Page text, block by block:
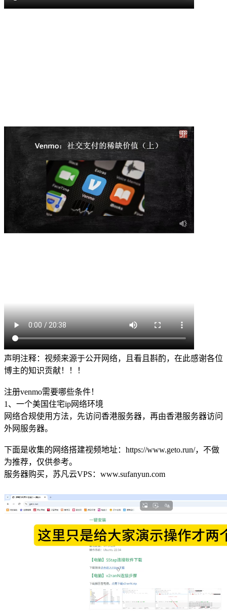
声明注释：视频来源于公开网络，且看且斟酌，在此感谢各位
博主的知识贡献！！！
注册venmo需要哪些条件！
1、一个美国住宅ip网络环境
网络合规使用方法，先访问香港服务器，再由香港服务器访问
外网服务器。
下面是收集的网络搭建视频地址：https://www.geto.run/，不做
为推荐，仅供参考。
服务器购买，苏凡云VPS：www.sufanyun.com